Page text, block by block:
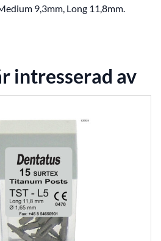
9,3mm, Long 11,8mm.
intresserad av